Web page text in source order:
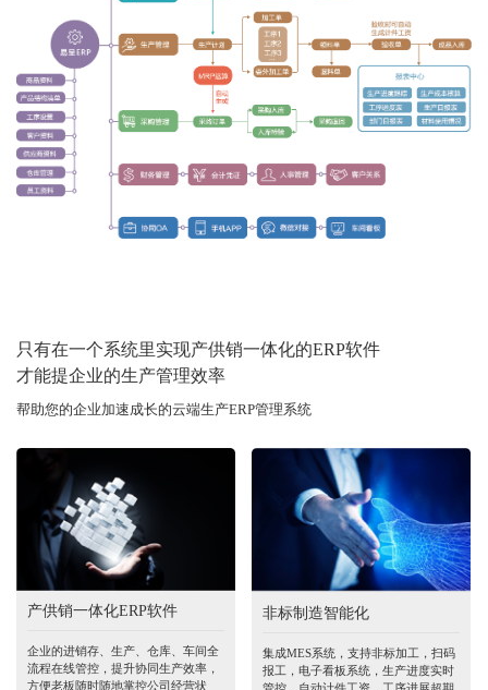
只有在一个系统里实现产供销一体化的ERP软件
才能提企业的生产管理效率
帮助您的企业加速成长的云端生产ERP管理系统
产供销一体化ERP软件
企业的进销存、生产、仓库、车间全
流程在线管控，提升协同生产效率，
方便老板随时随地掌控公司经营状
非标制造智能化
集成MES系统，支持非标加工，扫码
报工，电子看板系统，生产进度实时